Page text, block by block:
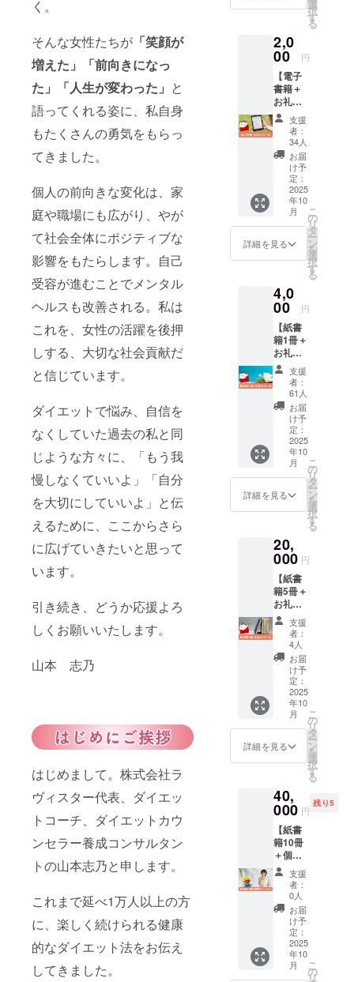
く。
そんな女性たちが 「笑顔が
増えた」「前向きになっ
た」「人生が変わった」 と
語ってくれる姿に、私自身
もたくさんの勇気をもらっ
てきました。
個人の前向きな変化は、家
庭や職場にも広がり、やが
て社会全体にポジティブな
影響をもたらします。自己
受容が進むことでメンタル
ヘルスも改善される。私は
これを、女性の活躍を後押
しする、大切な社会貢献だ
と信じています。
ダイエットで悩み、自信を
なくしていた過去の私と同
じような方々に、「もう我
慢しなくていいよ」「自分
を大切にしていいよ」と伝
えるために、ここからさら
に広げていきたいと思って
います。
引き続き、どうか応援よろ
しくお願いいたします。
山本 志乃
はじめまして。株式会社ラ
ヴィスター代表、ダイエッ
トコーチ、ダイエットカウ
ンセラー養成コンサルタン
トの山本志乃と申します。
これまで延べ1万人以上の方
に、楽しく続けられる健康
的なダイエット法をお伝え
してきました。
のご負
たしま
す。
す。 ・
開催日
は11月
19日
（水）
となり
ます。
・交通
費はご
自身で
のご負
担をお
願いい
たしま
す。
りま
す。 ・
提供方
法：
レッス
ン動画
（視聴
URL）
＋電子
書籍＋
スト
レッチ
ポール
の郵送
・注意
事項、
有効期
は提供
開始か
ら6ヶ月
以内／
スト
レッチ
ポール
の発送
には数
日かか
る場合
があり
ます。
レッス
ン動画
制限は
なし。
ズ：長
さ
90cm×
直径
15cm
チェッ
す。 腸
内フ
ローラ
のバラ
ンスが
崩れる
とお腹
の調子
が悪く
なるだ
けでな
く、肥
満、生
活習慣
病、老
化の原
因にも
す。
「どの
ヨーグ
ルトが
自分に
合うの
か知り
たい」
「痩せ
菌やデ
ブ菌は
どのく
らいい
るのか
知りた
い」と
いう方
～２ヶ
月後に
出てき
た結果
につい
て、食
事の観
点から
山本が
zoomで
アドバ
イス
（30
分）さ
せてい
ます。
電子書
しま
す。 提
供方
法： ・
腸内フ
ローラ
解析
キット
と紙書
籍は国
内郵送
にてお
届け ・
アドバ
イスは
別ダイ
サポー
ト（週
1×60
分）＋
食事記
録アプ
リ＋電
子書籍
本気で
体質改
善に取
り組み
たい方
へ。週1
回のマ
ンツー
マン
回）を
通し
て、あ
なたの
ライフ
スタイ
ルや食
習慣に
寄り添
いなが
ら、無
理なく
続けら
れる
「一生
モノの
食べ痩
けてい
ただき
ます。
日々の
食事を
記録で
きる専
用アプ
リで日
常をサ
ポート
し、悩
みやつ
まずき
には随
応。好
きな食
ること
な
く、“自
分を好
きにな
れる身
体”を一
緒に目
指しま
す。 今
回だけ
の特別
プラン
とし
て、
選
択
す
る
2,0
00 円
【電子
書籍＋
お礼の
メー
ル】 電
子書籍
と感謝
のお礼
メール
をお送
りしま
す。 ・
提供方
法：
メール
にてダ
ロード
リンク
を送付
・注意
事項：
書籍の
完成後
（10月
中旬予
定）に
お届け
いたし
ます。
迷惑
メール
フォル
ダに入
ださ
い。
支援
者：
34人
お届
け予
定：
2025
年10
月
詳細を見る
こ
の
リ
タ
ー
ン
を
選
択
す
る
4,0
00 円
【紙書
籍1冊＋
お礼の
メー
ル】 つ
らいダ
イエッ
トを卒
業して
ほし
い、そ
んな想
いを
たっぷ
り詰め
込んだ
て痩せ
る』ダ
イエッ
ト本を1
冊お届
けしま
す。 こ
れなら
自分に
もでき
そう！
そんな
風にあ
なたの
人生を
変える
一冊で
めた感
謝のお
礼メー
ルもお
送りし
ます。
・提供
方法：
紙書籍
はご指
定のご
住所へ
郵送／
メール
はご登
支援
者：
61人
お届
け予
定：
2025
年10
月
詳細を見る
こ
の
リ
タ
ー
ン
を
選
択
す
る
20,
000 円
【紙書
籍5冊＋
お礼の
メー
ル】 大
切な方
へのプ
レゼン
トや
シェア
用にも
ぴった
りな、
紙書籍5
冊の
セット
お礼の
メッ
セージ
も添え
てお届
けしま
す。 提
供方
法：ご
指定の
ご住所
へ郵送
（国内
のみ）
／メー
支援
者：
4人
お届
け予
定：
2025
年10
月
詳細を見る
こ
の
リ
タ
ー
ン
を
選
択
す
る
40,
000 円
残り5
【紙書
籍10冊
＋個別
セッ
ショ
ン】 紙
書籍10
冊をま
とめて
お届け
する
セット
支援
者：
0人
お届
け予
定：
2025
年10
月
こ
の
リ